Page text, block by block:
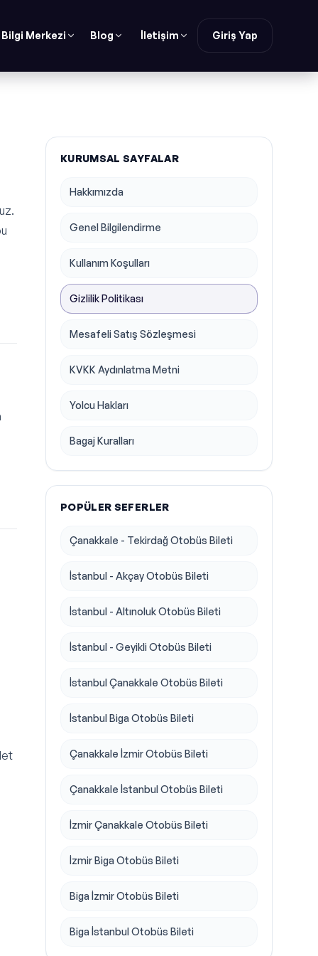
Bilgi Merkezi Blog İletişim Giriş Yap
KURUMSAL SAYFALAR
Hakkımızda
Genel Bilgilendirme
Kullanım Koşulları
Gizlilik Politikası
Mesafeli Satış Sözleşmesi
KVKK Aydınlatma Metni
Yolcu Hakları
Bagaj Kuralları
POPÜLER SEFERLER
Çanakkale - Tekirdağ Otobüs Bileti
İstanbul - Akçay Otobüs Bileti
İstanbul - Altınoluk Otobüs Bileti
İstanbul - Geyikli Otobüs Bileti
İstanbul Çanakkale Otobüs Bileti
İstanbul Biga Otobüs Bileti
Çanakkale İzmir Otobüs Bileti
Çanakkale İstanbul Otobüs Bileti
İzmir Çanakkale Otobüs Bileti
İzmir Biga Otobüs Bileti
Biga İzmir Otobüs Bileti
Biga İstanbul Otobüs Bileti